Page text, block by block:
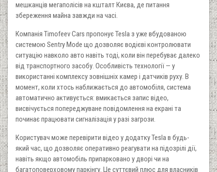
мешканців мегаполісів на кшталт Києва, де питання
збереження майна завжди на часі.
Компанія Timofeev Cars пропонує Tesla з уже вбудованою
системою Sentry Mode що дозволяє водієві контролювати
ситуацію навколо авто навіть тоді, коли він перебуває далеко
від транспортного засобу. Особливість технології — у
використанні комплексу зовнішніх камер і датчиків руху. В
момент, коли хтось наближається до автомобіля, система
автоматично активується: вмикається запис відео,
висвічується попереджуване повідомлення на екрані та
починає працювати сигналізація у разі загрози.
Користувач може перевірити відео у додатку Tesla в будь-
який час, що дозволяє оперативно реагувати на підозрілі дії,
навіть якщо автомобіль припарковано у дворі чи на
багатоповерховому паркінгу. Це суттєвий плюс для власників